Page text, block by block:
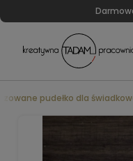
pudełko dla